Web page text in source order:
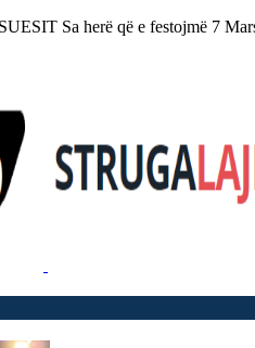
Sa herë që e festojmë 7